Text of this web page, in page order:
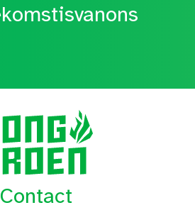
Contact